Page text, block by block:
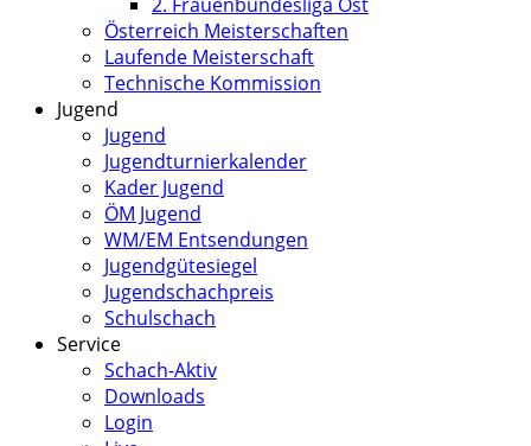
Österreich Meisterschaften
Laufende Meisterschaft
Technische Kommission
Jugend
Jugend
Jugendturnierkalender
Kader Jugend
ÖM Jugend
WM/EM Entsendungen
Jugendgütesiegel
Jugendschachpreis
Schulschach
Service
Schach-Aktiv
Downloads
Login